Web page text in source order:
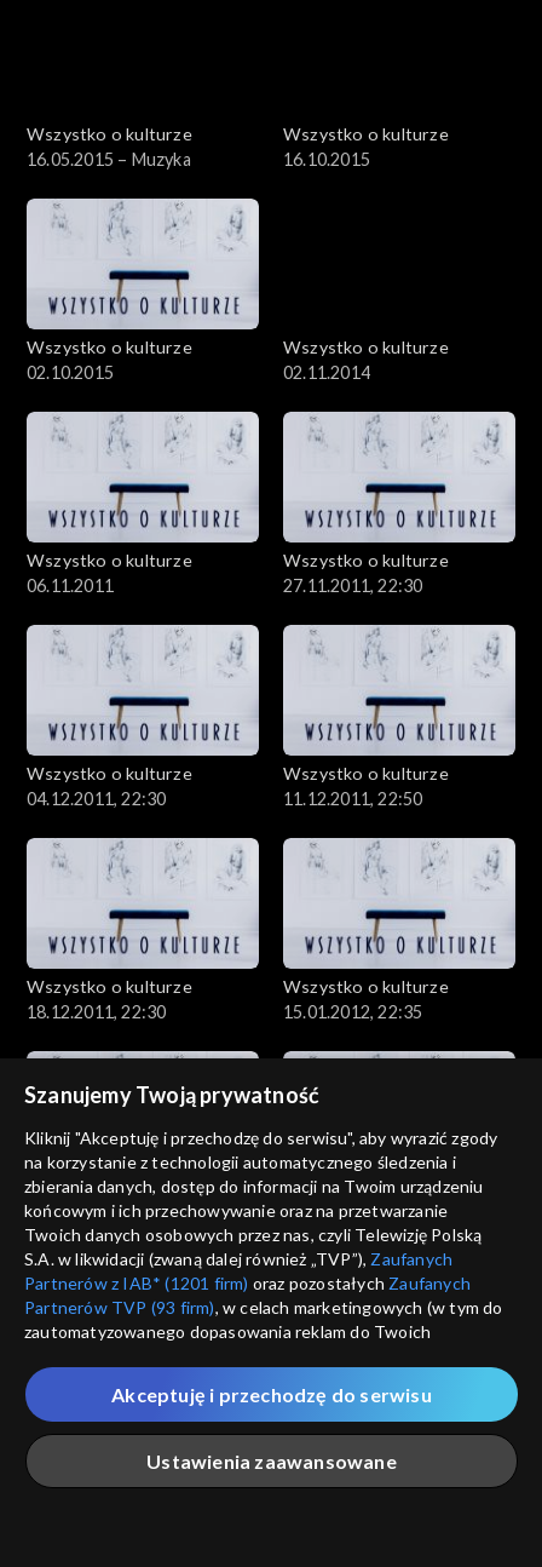
Wszystko o kulturze
16.05.2015 – Muzyka
Wszystko o kulturze
16.10.2015
Wszystko o kulturze
02.10.2015
Wszystko o kulturze
02.11.2014
Wszystko o kulturze
06.11.2011
Wszystko o kulturze
27.11.2011, 22:30
Wszystko o kulturze
04.12.2011, 22:30
Wszystko o kulturze
11.12.2011, 22:50
Wszystko o kulturze
18.12.2011, 22:30
Wszystko o kulturze
15.01.2012, 22:35
Wszystko o kulturze
22.01.2012, 22:30
Wszystko o kulturze
29.01.2012, 22:35
Wszystko o kulturze
05.02.2012, 22:30
Wszystko o kulturze
12.02.2012, 22:30
Szanujemy Twoją prywatność
Kliknij "Akceptuję i przechodzę do serwisu", aby wyrazić zgody
na korzystanie z technologii automatycznego śledzenia i
zbierania danych, dostęp do informacji na Twoim urządzeniu
końcowym i ich przechowywanie oraz na przetwarzanie
Twoich danych osobowych przez nas, czyli Telewizję Polską
S.A. w likwidacji (zwaną dalej również „TVP”), Zaufanych
Partnerów z IAB* (1201 firm) oraz pozostałych Zaufanych
Partnerów TVP (93 firm), w celach marketingowych (w tym do
zautomatyzowanego dopasowania reklam do Twoich
które wskazujemy poniżej, a także zgody na udostępnianie
przez nas identyfikatora PPID do Google.
Twoje dane osobowe zbierane podczas odwiedzania przez
Ciebie naszych
poszczególnych serwisówzwanych dalej
„Portalem”, w tym informacje zapisywane za pomocą
Ustawienia zaawansowane
Akceptuję i przechodzę do serwisu